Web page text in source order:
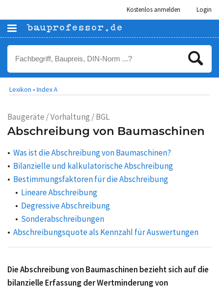
Kostenlos anmelden Login
Lexikon • Index A
Baugeräte / Vorhaltung / BGL
Abschreibung von Baumaschinen
Was ist die Abschreibung von Baumaschinen?
Bilanzielle und kalkulatorische Abschreibung
Bestimmungsfaktoren für die Abschreibung
Lineare Abschreibung
Degressive Abschreibung
Sonderabschreibungen
Abschreibungsquote als Kennzahl für Auswertungen
Die Abschreibung von Baumaschinen bezieht sich auf die
bilanzielle Erfassung der Wertminderung von